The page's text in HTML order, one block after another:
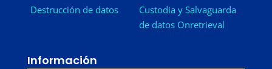
Destrucción de datos
Custodia y Salvaguarda
de datos Onretrieval
Información